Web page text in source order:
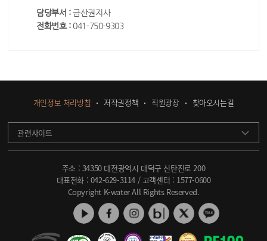
담당부서 :금산권지사
전화번호 : 041-750-9303
개인정보 처리방침 저작권정책 직원광장 찾아오시는길
관련사이트
주소 : 34350 대전광역시 대덕구 신탄진로 200
대표전화 : 042-629-3114 / 고객센터 : 1577-0600
Copyright K-water All Rights Reserved.